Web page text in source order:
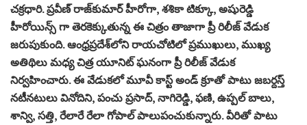
చక్రధారి. ప్రవీణ్‌ రాజ్‌కుమార్‌ హీరోగా, శశికా టిక్కూ, అషురెడ్డి
హీరోయిన్స్ గా తెరకెక్కుతున్న ఈ చిత్రం తాజాగా ప్రీ రిలీజ్ వేడుక
జరుపుకుంది. ఆంధ్రప్రదేశ్‌లోని రాయచోటిలో ప్రముఖులు, ముఖ్య
అతిథిలు మధ్య చిత్ర యూనిట్ ఘనంగా ప్రీ రిలీజ్ వేడుక
నిర్వహించారు. ఈ వేడుకలో మూవీ కాస్ట్ అండ్ క్రూతో పాటు జబర్దస్త్
నటీనటులు వినోదిని, పంచు ప్రసాద్, నాగిరెడ్డి, ఫణి, ఉప్పల్ బాలు,
శాన్వి, సత్తి, రేలారే రేలా గోపాల్ పాలుపంచుకున్నారు. వీరితో పాటు